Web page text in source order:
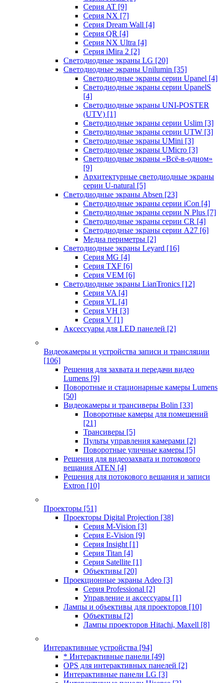
Серия AT [9]
Серия NX [7]
Серия Dream Wall [4]
Серия QR [4]
Серия NX Ultra [4]
Серия iMira 2 [2]
Светодиодные экраны LG [20]
Светодиодные экраны Unilumin [35]
Светодиодные экраны серии Upanel [4]
Светодиодные экраны серии UpanelS
[4]
Светодиодные экраны UNI-POSTER
(UTV) [1]
Светодиодные экраны серии Uslim [3]
Светодиодные экраны серии UTW [3]
Светодиодные экраны UMini [3]
Светодиодные экраны UMicro [3]
Светодиодные экраны «Всё-в-одном»
[9]
Архитектурные светодиодные экраны
серии U-natural [5]
Светодиодные экраны Absen [23]
Светодиодные экраны серии iCon [4]
Светодиодные экраны серии N Plus [7]
Светодиодные экраны серии CR [4]
Светодиодные экраны серии А27 [6]
Медиа периметры [2]
Светодиодные экраны Leyard [16]
Серия MG [4]
Серия TXF [6]
Серия VEM [6]
Светодиодные экраны LianTronics [12]
Серия VA [4]
Серия VL [4]
Серия VH [3]
Серия V [1]
Аксессуары для LED панелей [2]
Видеокамеры и устройства записи и трансляции
[106]
Решения для захвата и передачи видео
Lumens [9]
Поворотные и стационарные камеры Lumens
[50]
Видеокамеры и трансиверы Bolin [33]
Поворотные камеры для помещений
[21]
Трансиверы [5]
Пульты управления камерами [2]
Поворотные уличные камеры [5]
Решения для видеозахвата и потокового
вещания ATEN [4]
Решения для потокового вещания и записи
Extron [10]
Проекторы [51]
Проекторы Digital Projection [38]
Серия M-Vision [3]
Серия E-Vision [9]
Серия Insight [1]
Серия Titan [4]
Серия Satellite [1]
Объективы [20]
Проекционные экраны Adeo [3]
Серия Professional [2]
Управление и аксессуары [1]
Лампы и объективы для проекторов [10]
Объективы [2]
Лампы проекторов Hitachi, Maxell [8]
Интерактивные устройства [94]
* Интерактивные панели [49]
OPS для интерактивных панелей [2]
Интерактивные панели LG [3]